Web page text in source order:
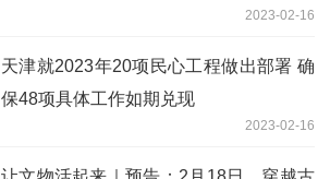
2023-02-16
天津就2023年20项民心工程做出部署 确
保48项具体工作如期兑现
2023-02-16